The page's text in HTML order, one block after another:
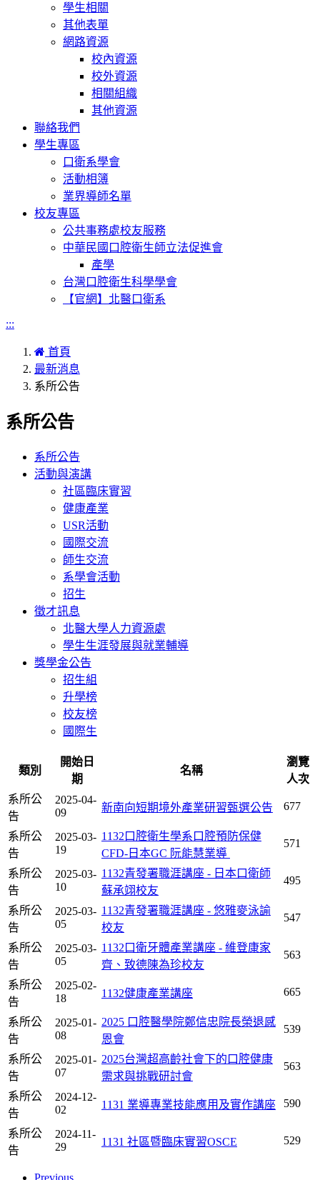
學生相關
其他表單
網路資源
校內資源
校外資源
相關組織
其他資源
聯絡我們
學生專區
口衛系學會
活動相簿
業界導師名單
校友專區
公共事務處校友服務
中華民國口腔衛生師立法促進會
產學
台灣口腔衛生科學學會
【官網】北醫口衛系
:::
首頁
最新消息
系所公告
系所公告
系所公告
活動與演講
社區臨床實習
健康產業
USR活動
國際交流
師生交流
系學會活動
招生
徵才訊息
北醫大學人力資源處
學生生涯發展與就業輔導
獎學金公告
招生組
升學榜
校友榜
國際生
類別
開始日
期
名稱
瀏覽
人次
系所公
告
2025-04-
09
新南向短期境外產業研習甄選公告 677
系所公
告
2025-03-
19
1132口腔衛生學系口腔預防保健
CFD-⽇本GC 阮能慧業導
571
系所公
告
2025-03-
10
1132青發署職涯講座 - 日本口衛師
蘇承翊校友
495
系所公
告
2025-03-
05
1132青發署職涯講座 - 悠雅麥泳諭
校友
547
系所公
告
2025-03-
05
1132口衛牙體產業講座 - 維登康家
齊、致德陳為珍校友
563
系所公
告
2025-02-
18
1132健康產業講座 665
系所公
告
2025-01-
08
2025 口腔醫學院鄭信忠院長榮退感
恩會
539
系所公
告
2025-01-
07
2025台灣超高齡社會下的口腔健康
需求與挑戰研討會
563
系所公
告
2024-12-
02
1131 業導專業技能應用及實作講座 590
系所公
告
2024-11-
29
1131 社區暨臨床實習OSCE 529
Previous